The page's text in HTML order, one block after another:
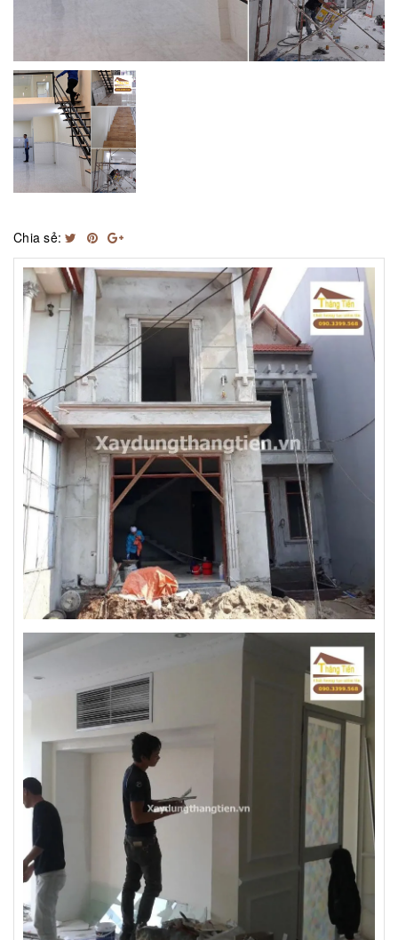
Chia sẻ: